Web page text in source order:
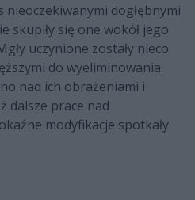
nieoczekiwanymi dogłębnymi
skupiły się one wokół jego
uczynione zostały nieco
do wyeliminowania.
nad ich obrażeniami i
dalsze prace nad
modyfikacje spotkały